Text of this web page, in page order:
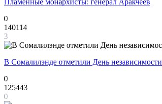
Пламенные монархисты: генерал Аракчеев
0
140114
3
В Сомалилэнде отметили День независимости
0
125443
0